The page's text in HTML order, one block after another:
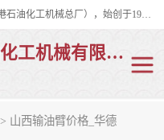
连云港华德石油化工机械有限公司（原连云港石油化工机械总厂），始创于1982年，是从事码头船用流体装卸臂、陆用流体装卸臂（鹤管）、活动梯、钢构平台、定量装车系统等全系列流体装卸设备的设计、制造、销售以及服务的专业供应商。
连云港华德石油化工机械有限公司
> 山西输油臂价格_华德